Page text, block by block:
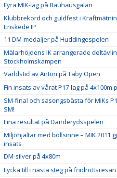
Fyra MIK-lag på Bauhausgalan
Klubbrekord och guldfest i
Enskede IP
11 DM-medaljer på Huddingespelen
Mälarhöjdens IK arrangerade
Stockholmskampen
Världstid av Anton på Täby Open
Fin insats av vårat P17-lag på 4x100m
SM-final och säsongsbästa för MIKs
SM!
Fina resultat på Danderydsspelen
Miljöhjältar med bollsinne – MIK 2011
insats
DM-silver på 4x80m
Lycka till i nästa steg på friidrottsresan